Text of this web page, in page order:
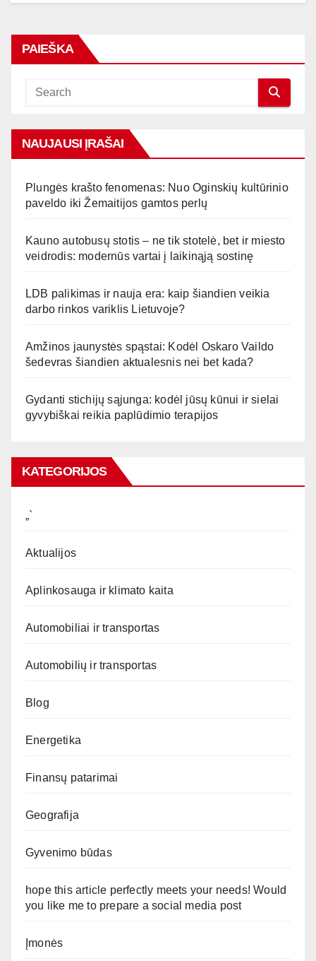
PAIEŠKA
NAUJAUSI ĮRAŠAI
Plungės krašto fenomenas: Nuo Oginskių kultūrinio
paveldo iki Žemaitijos gamtos perlų
Kauno autobusų stotis – ne tik stotelė, bet ir miesto
veidrodis: modernūs vartai į laikinąją sostinę
LDB palikimas ir nauja era: kaip šiandien veikia
darbo rinkos variklis Lietuvoje?
Amžinos jaunystės spąstai: Kodėl Oskaro Vaildo
šedevras šiandien aktualesnis nei bet kada?
Gydanti stichijų sąjunga: kodėl jūsų kūnui ir sielai
gyvybiškai reikia paplūdimio terapijos
KATEGORIJOS
„`
Aktualijos
Aplinkosauga ir klimato kaita
Automobiliai ir transportas
Automobilių ir transportas
Blog
Energetika
Finansų patarimai
Geografija
Gyvenimo būdas
hope this article perfectly meets your needs! Would
you like me to prepare a social media post
Įmonės